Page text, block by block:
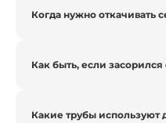
Когда нужно откачивать
Как быть, если засорился
Какие трубы используют